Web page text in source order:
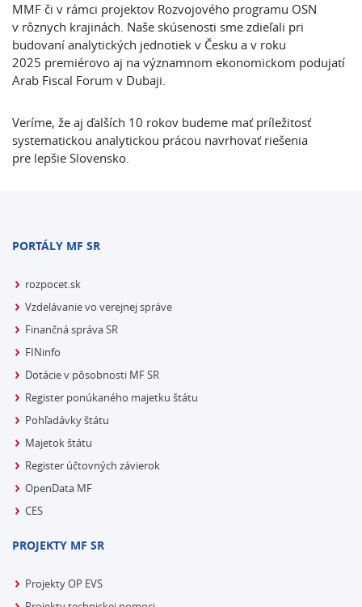
MMF či v rámci projektov Rozvojového programu OSN
v rôznych krajinách. Naše skúsenosti sme zdieľali pri
budovaní analytických jednotiek v Česku a v roku
2025 premiérovo aj na významnom ekonomickom podujatí
Arab Fiscal Forum v Dubaji.
Veríme, že aj ďalších 10 rokov budeme mať príležitosť
systematickou analytickou prácou navrhovať riešenia
pre lepšie Slovensko.
PORTÁLY MF SR
rozpocet.sk
Vzdelávanie vo verejnej správe
Finančná správa SR
FINinfo
Dotácie v pôsobnosti MF SR
Register ponúkaného majetku štátu
Pohľadávky štátu
Majetok štátu
Register účtovných závierok
OpenData MF
CES
PROJEKTY MF SR
Projekty OP EVS